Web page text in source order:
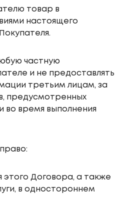
товар в
настоящего
частную
и не предоставлять
третьим лицам, за
предусмотренных
во время выполнения
этого Договора, а также
в одностороннем